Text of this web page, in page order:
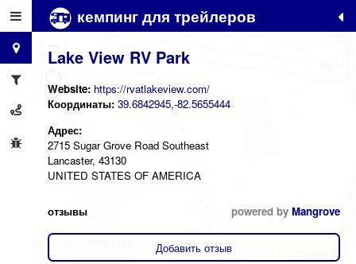
кемпинг для трейлеров
Lake View RV Park
Website: https://rvatlakeview.com/
Координаты: 39.6842945,-82.5655444
Адрес:
2715 Sugar Grove Road Southeast
Lancaster, 43130
UNITED STATES OF AMERICA
отзывы powered by Mangrove
Добавить отзыв
+